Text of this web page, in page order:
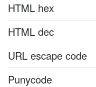
HTML hex
HTML dec
URL escape code
Punycode